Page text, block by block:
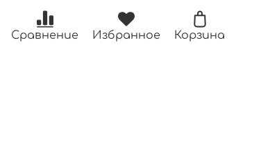
Сравнение Избранное Корзина